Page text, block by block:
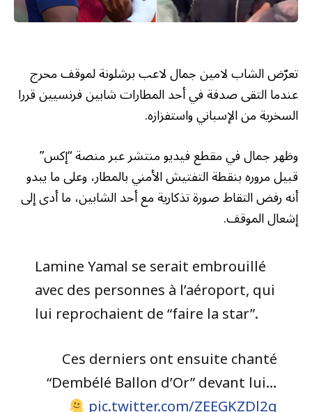
تعرّض الشاب لامين جمال لاعب برشلونة لموقف محرج
عندما التقى صدفة في أحد المطارات شابين فرنسيين قررا
السخرية من الإسباني واستفزازه.
وظهر جمال في مقطع فيديو منتشر عبر منصة “إكس”
قبيل مروره بنقطة التفتيش الأمني بالمطار، وعلى ما يبدو
أنه رفض التقاط صورة تذكارية مع أحد الشابين، ما أدى إلى
إشعال الموقف.
Lamine Yamal se serait embrouillé
avec des personnes à l’aéroport, qui
lui reprochaient de “faire la star”.
Ces derniers ont ensuite chanté
“Dembélé Ballon d’Or” devant lui…